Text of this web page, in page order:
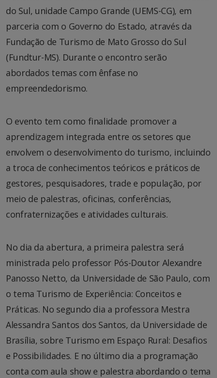
do Sul, unidade Campo Grande (UEMS-CG), em
parceria com o Governo do Estado, através da
Fundação de Turismo de Mato Grosso do Sul
(Fundtur-MS). Durante o encontro serão
abordados temas com ênfase no
empreendedorismo.
O evento tem como finalidade promover a
aprendizagem integrada entre os setores que
envolvem o desenvolvimento do turismo, incluindo
a troca de conhecimentos teóricos e práticos de
gestores, pesquisadores, trade e população, por
meio de palestras, oficinas, conferências,
confraternizações e atividades culturais.
No dia da abertura, a primeira palestra será
ministrada pelo professor Pós-Doutor Alexandre
Panosso Netto, da Universidade de São Paulo, com
o tema Turismo de Experiência: Conceitos e
Práticas. No segundo dia a professora Mestra
Alessandra Santos dos Santos, da Universidade de
Brasília, sobre Turismo em Espaço Rural: Desafios
e Possibilidades. E no último dia a programação
conta com aula show e palestra abordando o tema